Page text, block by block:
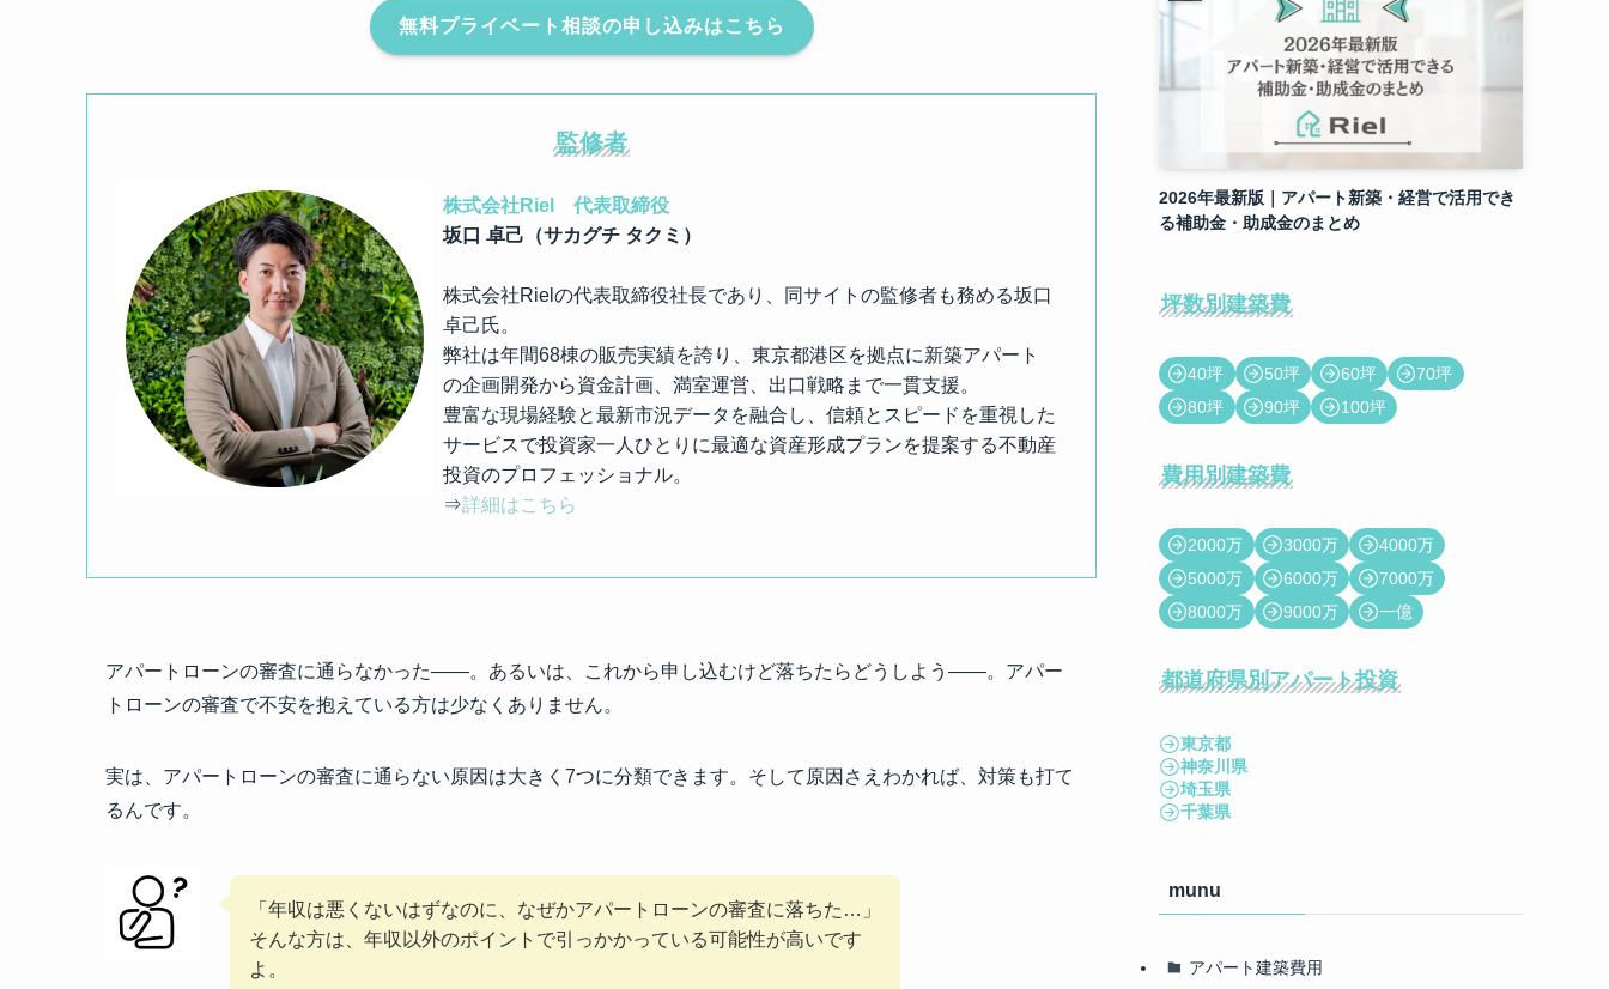
無料プライベート相談の申し込みはこちら
監修者
株式会社Riel　代表取締役
坂口 卓己（サカグチ タクミ）
株式会社Rielの代表取締役社長であり、同サイトの監修者も務める坂口
卓己氏。
弊社は年間68棟の販売実績を誇り、東京都港区を拠点に新築アパート
の企画開発から資金計画、満室運営、出口戦略まで一貫支援。
豊富な現場経験と最新市況データを融合し、信頼とスピードを重視した
サービスで投資家一人ひとりに最適な資産形成プランを提案する不動産
投資のプロフェッショナル。
⇒詳細はこちら
アパートローンの審査に通らなかった——。あるいは、これから申し込むけど落ちたらどうしよう——。アパー
トローンの審査で不安を抱えている方は少なくありません。
実は、アパートローンの審査に通らない原因は大きく7つに分類できます。そして原因さえわかれば、対策も打て
るんです。
「年収は悪くないはずなのに、なぜかアパートローンの審査に落ちた…」
そんな方は、年収以外のポイントで引っかかっている可能性が高いです
よ。
2026年最新版｜アパート新築・経営で活用でき
る補助金・助成金のまとめ
坪数別建築費
40坪 50坪 60坪
70坪
80坪
90坪 100坪
費用別建築費
2000万 3000万
4000万
5000万
6000万
7000万
8000万
9000万 一億
都道府県別アパート投資
東京都
神奈川県
埼玉県
千葉県
munu
アパート建築費用